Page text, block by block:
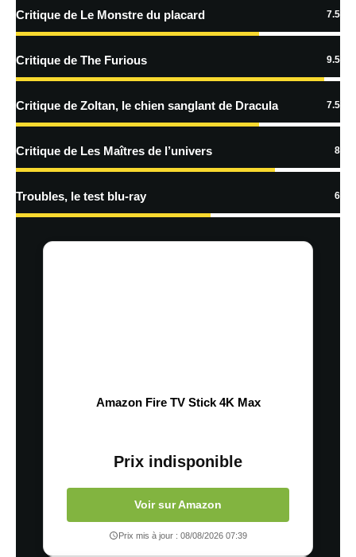
En savoir
traitées
Critique de Le Monstre du placard 7.5
Critique de The Furious 9.5
Critique de Zoltan, le chien sanglant de Dracula 7.5
Critique de Les Maîtres de l’univers 8
Troubles, le test blu-ray 6
Amazon Fire TV Stick 4K Max
Prix indisponible
Voir sur Amazon
Prix mis à jour : 08/08/2026 07:39